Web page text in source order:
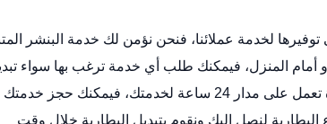
لخدمة عملائنا، فنحن نؤمن لك خدمة البنشر
المنزل، فيمكنك طلب أي خدمة ترغب بها سواء
بطارية أو صيانة شاملة أو فحص شامل، حيث نمتلك خدمة عملاء مميزة تعمل على مدار 24 ساعة لخدمتك، فيمكنك حجز خدمتك
لنصل إليك ونقوم بتبديل البطارية خلال وقت